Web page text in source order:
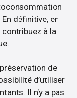
définitive, en
à la
de
d’utiliser
Il n’y a pas